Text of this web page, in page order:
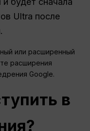
Ultra после
или расширенный
расширения
Google.
в